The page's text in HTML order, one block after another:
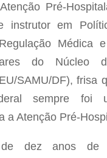
Pré-
instrutor em
Médica
do Núcleo
SAMU/DF), frisa
sempre foi
a Atenção Pré-
dez anos de